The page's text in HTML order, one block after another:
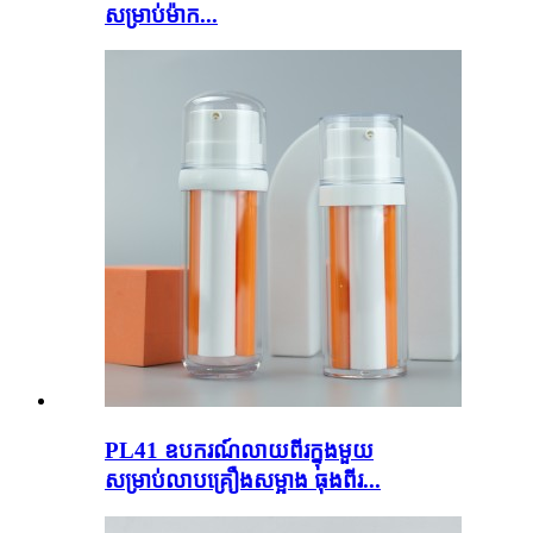
សម្រាប់ម៉ាក...
PL41 ឧបករណ៍លាយពីរក្នុងមួយ
សម្រាប់លាបគ្រឿងសម្អាង ធុងពីរ...